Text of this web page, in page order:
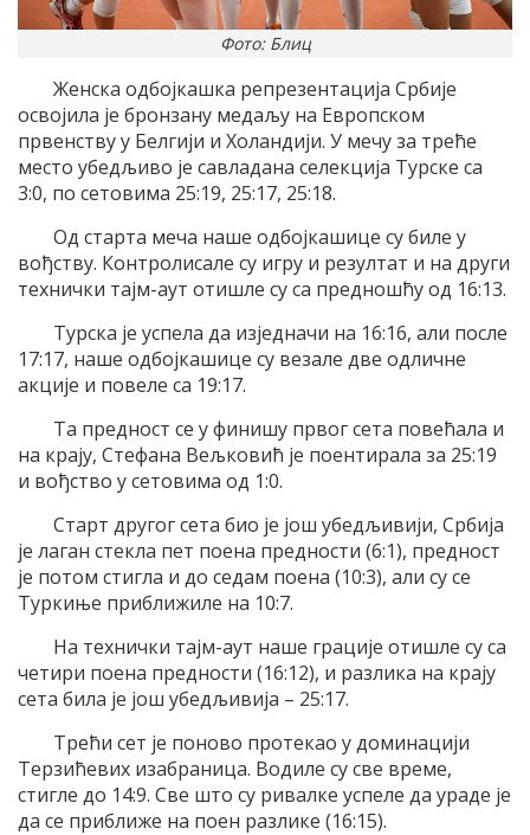
Фото: Блиц
Женска одбојкашка репрезентација Србије
освојила је бронзану медаљу на Европском
првенству у Белгији и Холандији. У мечу за треће
место убедљиво је савладана селекција Турске са
3:0, по сетовима 25:19, 25:17, 25:18.
Од старта меча наше одбојкашице су биле у
вођству. Контролисале су игру и резултат и на други
технички тајм-аут отишле су са предношћу од 16:13.
Турска је успела да изједначи на 16:16, али после
17:17, наше одбојкашице су везале две одличне
акције и повеле са 19:17.
Та предност се у финишу првог сета повећала и
на крају, Стефана Вељковић је поентирала за 25:19
и вођство у сетовима од 1:0.
Старт другог сета био је још убедљивији, Србија
је лаган стекла пет поена предности (6:1), предност
је потом стигла и до седам поена (10:3), али су се
Туркиње приближиле на 10:7.
На технички тајм-аут наше грације отишле су са
четири поена предности (16:12), и разлика на крају
сета била је још убедљивија – 25:17.
Трећи сет је поново протекао у доминацији
Терзићевих изабраница. Водиле су све време,
стигле до 14:9. Све што су ривалке успеле да ураде је
да се приближе на поен разлике (16:15).